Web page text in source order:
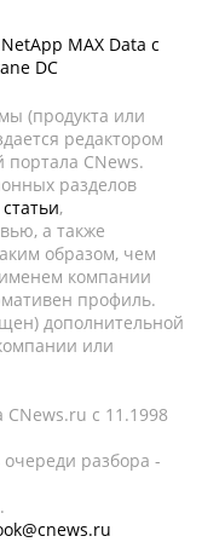
MAX Data с
DC
(продукта или
редактором
портала CNews.
разделов
статьи,
а также
образом, чем
компании
профиль.
дополнительной
или
c 11.1998
разбора -